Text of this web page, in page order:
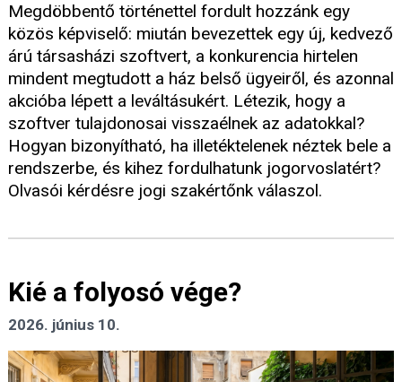
Megdöbbentő történettel fordult hozzánk egy
közös képviselő: miután bevezettek egy új, kedvező
árú társasházi szoftvert, a konkurencia hirtelen
mindent megtudott a ház belső ügyeiről, és azonnal
akcióba lépett a leváltásukért. Létezik, hogy a
szoftver tulajdonosai visszaélnek az adatokkal?
Hogyan bizonyítható, ha illetéktelenek néztek bele a
rendszerbe, és kihez fordulhatunk jogorvoslatért?
Olvasói kérdésre jogi szakértőnk válaszol.
Kié a folyosó vége?
2026. június 10.